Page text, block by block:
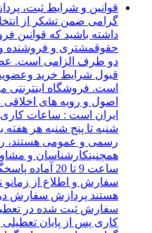
قوانین و شرایط ثبت،
گرامی ضمن تشکر از
داشته باشید که قوانین
حقوقمشتری و فروشنده
دو طرف الزامی است.
قبول شرایط خرید
است. فروشگاه اینترنتی
اصول و رویه های
ایران است : ساعات
شنبه تا پنج شنبه هر
رسمی و عمومی هستند،
همچنینکارشناسان و
ساعت 9 تا 20
سفارش و اطلاع از زمانو
هستند پردازش سفارش
سفارش ثبت شده در
کاری پس از پایان